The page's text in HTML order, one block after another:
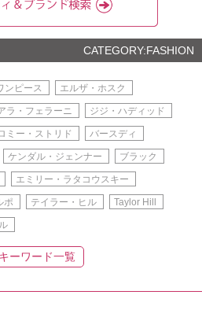
CATEGORY:FASHION
ンピース エルザ・ホスク
ラ・フェラーニ ジジ・ハディッド
ミー・ストリド バースディ
ケンダル・ジェンナー ブラック
エミリー・ラタコウスキー
ポ テイラー・ヒル Taylor Hill
ーワード一覧